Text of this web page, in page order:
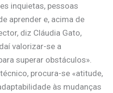
inquietas, pessoas
aprender e, acima de
diz Cláudia Gato,
valorizar-se a
superar obstáculos».
procura-se «atitude,
às mudanças